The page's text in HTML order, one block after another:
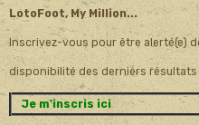
LotoFoot, My Million...
Inscrivez-vous pour être alerté(e)
disponibilité des derniers résultats
Je m'inscris ici